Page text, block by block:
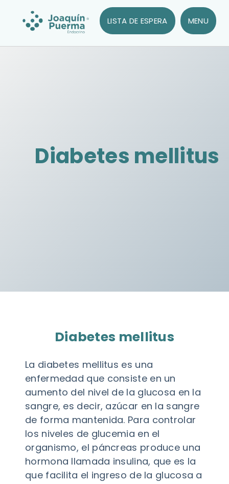
LISTA DE ESPERA MENU
Diabetes mellitus
Diabetes mellitus
La diabetes mellitus es una
enfermedad que consiste en un
aumento del nivel de la glucosa en la
sangre, es decir, azúcar en la sangre
de forma mantenida. Para controlar
los niveles de glucemia en el
organismo, el páncreas produce una
hormona llamada insulina, que es la
que facilita el ingreso de la glucosa a